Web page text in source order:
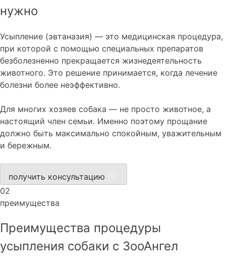
нужно
Усыпление (эвтаназия) — это медицинская процедура,
при которой с помощью специальных препаратов
безболезненно прекращается жизнедеятельность
животного. Это решение принимается, когда лечение
болезни более неэффективно.
Для многих хозяев собака — не просто животное, а
настоящий член семьи. Именно поэтому прощание
должно быть максимально спокойным, уважительным
и бережным.
получить консультацию
02
преимущества
Преимущества процедуры
усыпления собаки с ЗооАнгел